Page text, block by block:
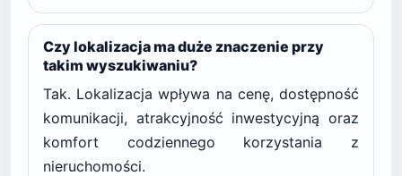
Czy lokalizacja ma duże znaczenie przy
takim wyszukiwaniu?
Tak. Lokalizacja wpływa na cenę, dostępność
komunikacji, atrakcyjność inwestycyjną oraz
komfort codziennego korzystania z
nieruchomości.